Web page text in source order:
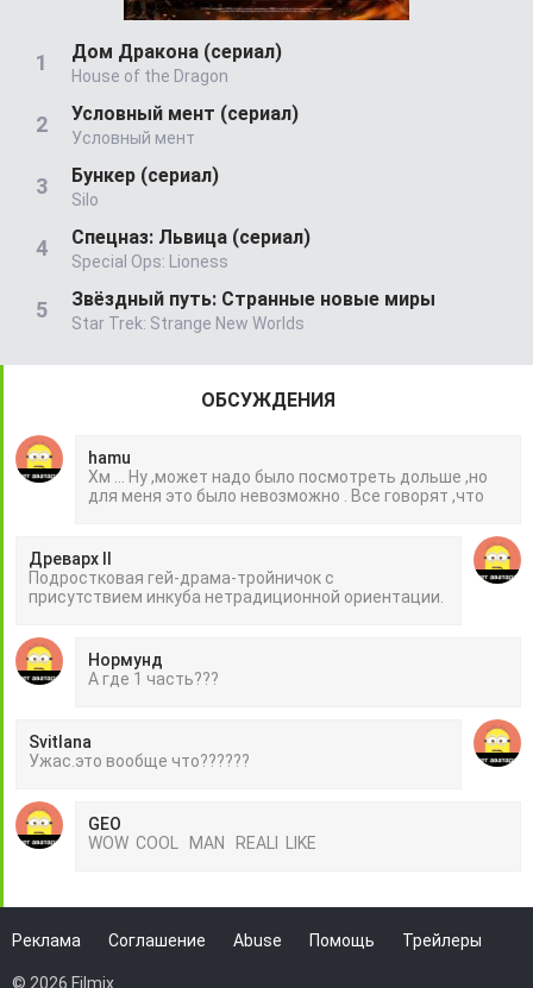
Дом Дракона (сериал)
House of the Dragon
Условный мент (сериал)
Условный мент
Бункер (сериал)
Silo
Спецназ: Львица (сериал)
Special Ops: Lioness
Звёздный путь: Странные новые миры
Star Trek: Strange New Worlds
ОБСУЖДЕНИЯ
hamu
Хм ... Ну ,может надо было посмотреть дольше ,но
для меня это было невозможно . Все говорят ,что
Древарх II
Подростковая гей-драма-тройничок с
присутствием инкуба нетрадиционной ориентации.
Нормунд
А где 1 часть???
Svitlana
Ужас.это вообще что??????
GEO
WOW COOL MAN REALI LIKE
Реклама Соглашение Abuse Помощь Трейлеры
© 2026 Filmix